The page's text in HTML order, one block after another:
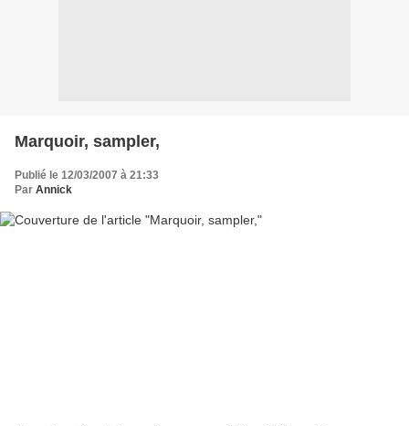
Marquoir, sampler,
Publié le 12/03/2007 à 21:33
Par Annick